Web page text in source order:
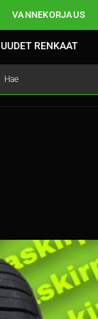
VANNEKORJAUS
UUDET RENKAAT